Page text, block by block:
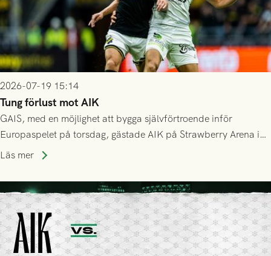
2026-07-19 15:14
Tung förlust mot AIK
GAIS, med en möjlighet att bygga självförtroende inför
Europaspelet på torsdag, gästade AIK på Strawberry Arena i
Stockholm . Men trots konstant hotande i första halvlek av
lyckades få in 2-0.
Läs mer